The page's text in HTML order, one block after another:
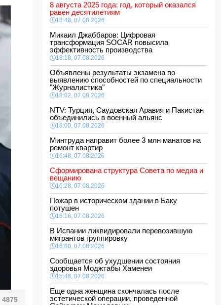
4875
8 августа 2025 года: год, который оказался
равен десятилетиям
18:48, 07.08.2026
Микаил Джаббаров: Цифровая
трансформация SOCAR повысила
эффективность производства
18:18, 07.08.2026
Объявлены результаты экзамена по
выявлению способностей по специальности
"Журналистика"
18:02, 07.08.2026
NTV: Турция, Саудовская Аравия и Пакистан
объединились в военный альянс
18:00, 07.08.2026
Минтруда направит более 3 млн манатов на
ремонт квартир
16:48, 07.08.2026
Сформирована структура Совета по медиа и
вещанию
16:28, 07.08.2026
Пожар в историческом здании в Баку
потушен
16:16, 07.08.2026
В Испании ликвидировали перевозившую
мигрантов группировку
16:00, 07.08.2026
Сообщается об ухудшении состояния
здоровья Моджтабы Хаменеи
15:48, 07.08.2026
Еще одна женщина скончалась после
эстетической операции, проведенной